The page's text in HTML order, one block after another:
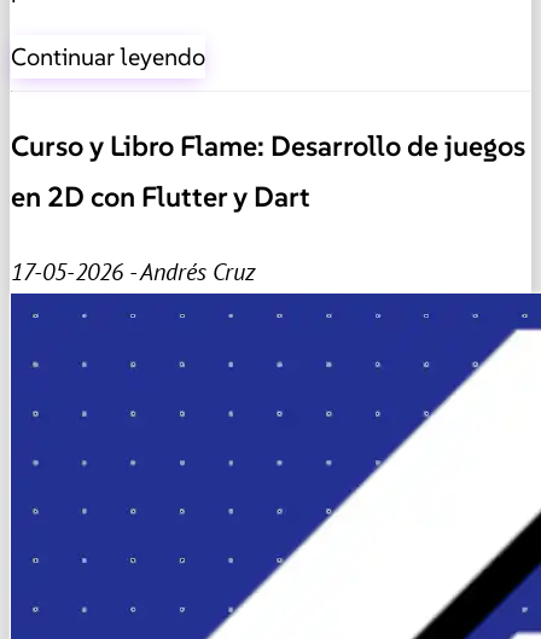
Continuar leyendo
Curso y Libro Flame: Desarrollo de juegos
en 2D con Flutter y Dart
17-05-2026 - Andrés Cruz